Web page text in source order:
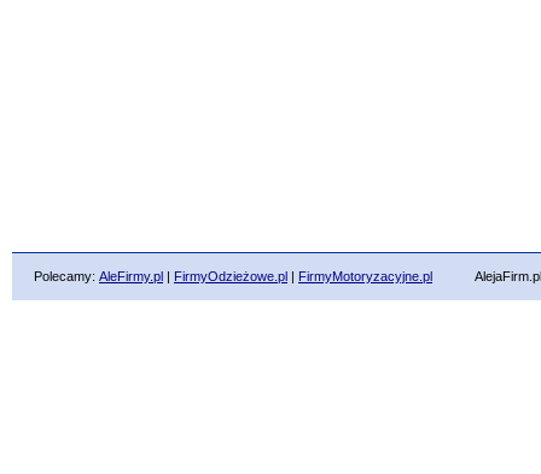
Polecamy: AleFirmy.pl | FirmyOdzieżowe.pl | FirmyMotoryzacyjne.pl AlejaFirm.pl